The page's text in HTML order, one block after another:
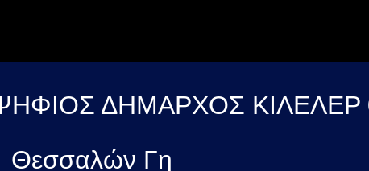
ΔΗΜΑΡΧΟΣ ΚΙΛΕΛΕΡ
Θεσσαλών Γη